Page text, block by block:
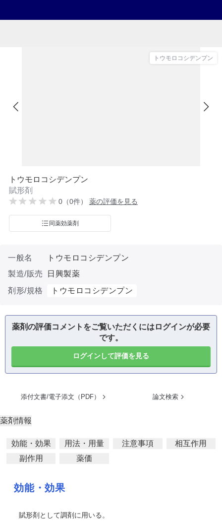
トウモロコシデンプン
トウモロコシデンプン
賦形剤
0（0件） 薬の評価を見る
同薬効薬剤
一般名
トウモロコシデンプン
製造/販売
日興製薬
剤形/規格
トウモロコシデンプン
薬剤の評価コメントをご覧いただくにはログインが必要
です。
ログインして評価を見る
添付文書/電子添文（PDF） 論文検索
薬剤情報
効能・効果 用法・用量 注意事項
相互作用
副作用
薬価
効能・効果
賦形剤として調剤に用いる。